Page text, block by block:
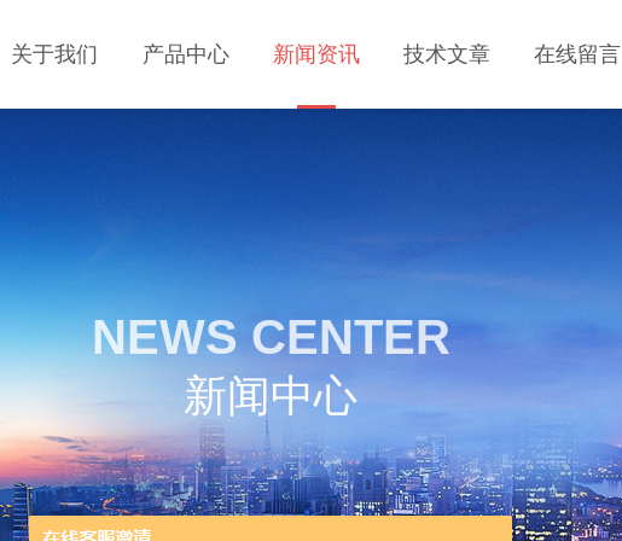
关于我们 产品中心 新闻资讯 技术文章 在线留言
NEWS CENTER
新闻中心